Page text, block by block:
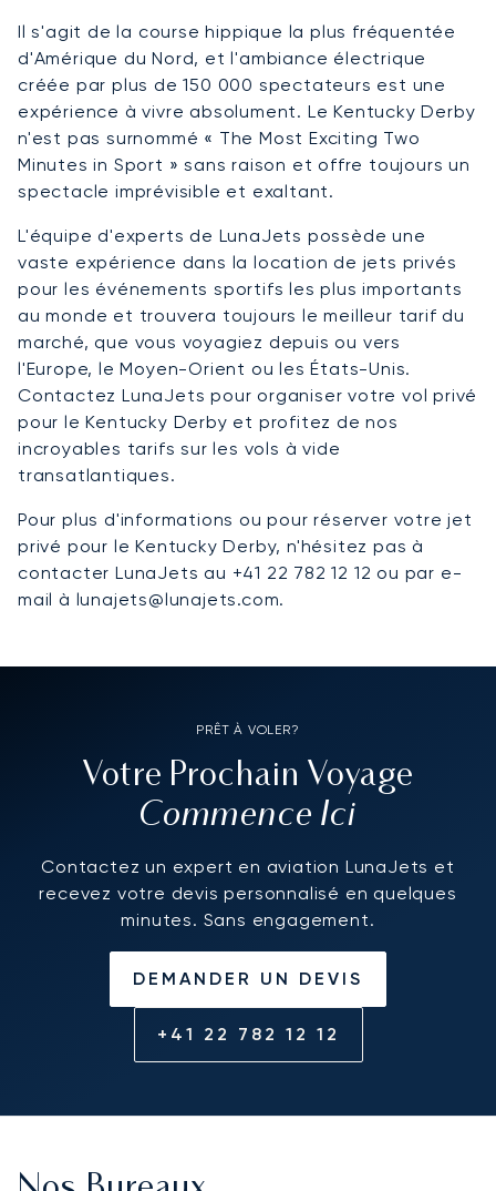
Il s'agit de la course hippique la plus fréquentée
d'Amérique du Nord, et l'ambiance électrique
créée par plus de 150 000 spectateurs est une
expérience à vivre absolument. Le Kentucky Derby
n'est pas surnommé « The Most Exciting Two
Minutes in Sport » sans raison et offre toujours un
spectacle imprévisible et exaltant.
L'équipe d'experts de LunaJets possède une
vaste expérience dans la location de jets privés
pour les événements sportifs les plus importants
au monde et trouvera toujours le meilleur tarif du
marché, que vous voyagiez depuis ou vers
l'Europe, le Moyen-Orient ou les États-Unis.
Contactez LunaJets pour organiser votre vol privé
pour le Kentucky Derby et profitez de nos
incroyables tarifs sur les vols à vide
transatlantiques.
Pour plus d'informations ou pour réserver votre jet
privé pour le Kentucky Derby, n'hésitez pas à
contacter LunaJets au +41 22 782 12 12 ou par e-
mail à lunajets@lunajets.com.
PRÊT À VOLER?
Votre Prochain Voyage
Commence Ici
Contactez un expert en aviation LunaJets et
recevez votre devis personnalisé en quelques
minutes. Sans engagement.
DEMANDER UN DEVIS
+41 22 782 12 12